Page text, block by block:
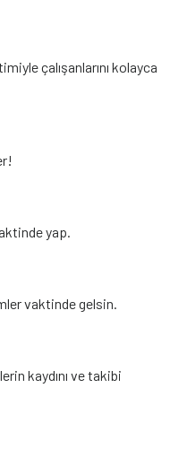
çalışanlarını kolayca
yap.
vaktinde gelsin.
kaydını ve takibi